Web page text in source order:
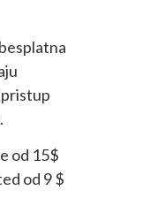
od 15$
od 9 $